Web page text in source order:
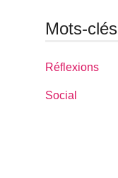
Mots-clés
Réflexions
Social